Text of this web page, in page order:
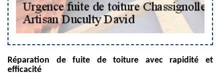
Réparation de fuite de toiture avec rapidité et
efficacité